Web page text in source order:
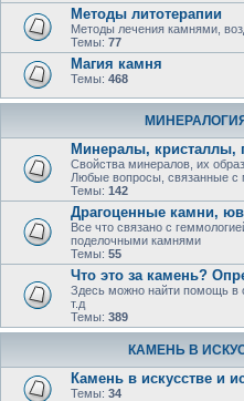
Методы литотерапии
Методы лечения камнями,
Темы: 77
Магия камня
Темы: 468
Минералы, кристаллы,
Свойства минералов, их
Любые вопросы, связанные с
Темы: 142
Драгоценные камни,
Все что связано с
поделочными камнями
Темы: 55
Что это за камень?
Здесь можно найти помощь в
т.д
Темы: 389
КАМЕНЬ В
Камень в искусстве и
Темы: 34